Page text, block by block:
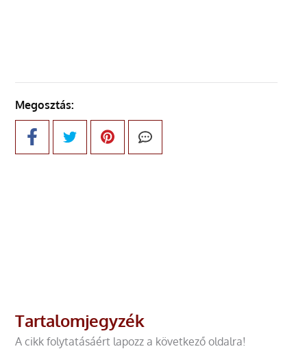
Megosztás:
Tartalomjegyzék
A cikk folytatásáért lapozz a következő oldalra!